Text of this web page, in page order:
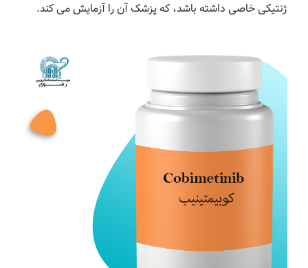
ژنتیکی خاصی داشته باشد، که پزشک آن را آزمایش می کند.